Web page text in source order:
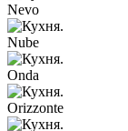
Nevo
Nube
Onda
Orizzonte